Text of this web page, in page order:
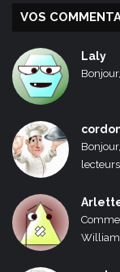
VOS
Laly
lecteurs